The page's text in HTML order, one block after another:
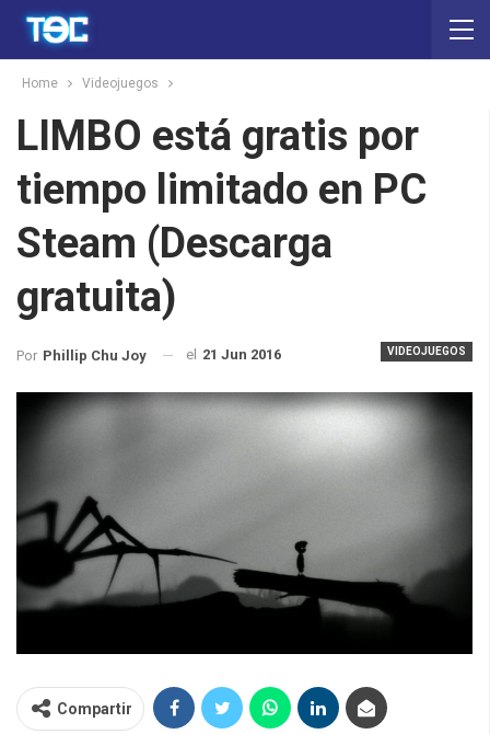
Home Videojuegos
LIMBO está gratis por
tiempo limitado en PC
Steam (Descarga
gratuita)
VIDEOJUEGOS
Por Phillip Chu Joy el 21 Jun 2016
Compartir